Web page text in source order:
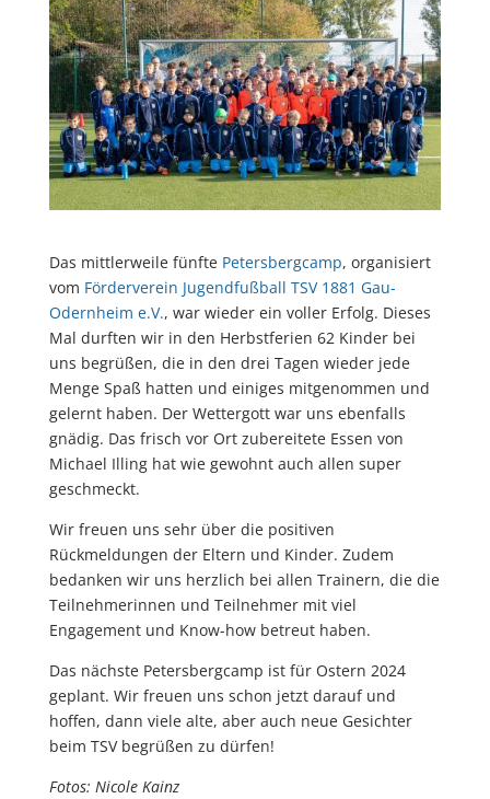
Das mittlerweile fünfte Petersbergcamp, organisiert
vom Förderverein Jugendfußball TSV 1881 Gau-
Odernheim e.V., war wieder ein voller Erfolg. Dieses
Mal durften wir in den Herbstferien 62 Kinder bei
uns begrüßen, die in den drei Tagen wieder jede
Menge Spaß hatten und einiges mitgenommen und
gelernt haben. Der Wettergott war uns ebenfalls
gnädig. Das frisch vor Ort zubereitete Essen von
Michael Illing hat wie gewohnt auch allen super
geschmeckt.
Wir freuen uns sehr über die positiven
Rückmeldungen der Eltern und Kinder. Zudem
bedanken wir uns herzlich bei allen Trainern, die die
Teilnehmerinnen und Teilnehmer mit viel
Engagement und Know-how betreut haben.
Das nächste Petersbergcamp ist für Ostern 2024
geplant. Wir freuen uns schon jetzt darauf und
hoffen, dann viele alte, aber auch neue Gesichter
beim TSV begrüßen zu dürfen!
Fotos: Nicole Kainz